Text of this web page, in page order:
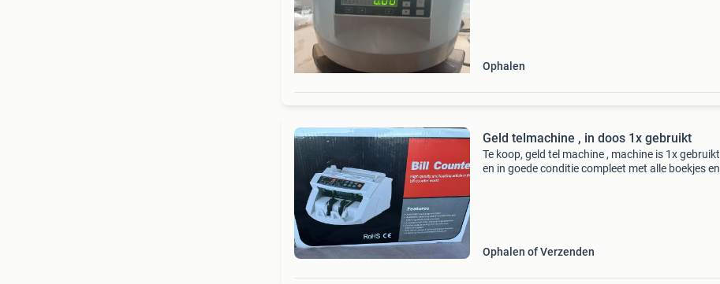
Ophalen
Geld telmachine , in doos 1x gebruikt
Te koop, geld tel machine , machine is 1x gebruikt
en in goede conditie compleet met alle boekjes en
Ophalen of Verzenden